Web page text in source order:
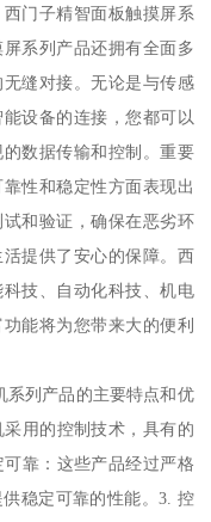
门子精智面板触摸屏系
系列产品还拥有全面多
缝对接。无论是与传感
设备的连接，您都可以
数据传输和控制。重要
性和稳定性方面表现出
和验证，确保在恶劣环
提供了安心的保障。西
技、自动化科技、机电
能将为您带来大的便利
列产品的主要特点和优
用的控制技术，具有的
靠：这些产品经过严格
稳定可靠的性能。3. 控